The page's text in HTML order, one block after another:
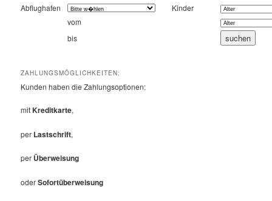
Abflughafen
Kinder
vom
bis
ZAHLUNGSMÖGLICHKEITEN:
Kunden haben die Zahlungsoptionen:
mitKreditkarte,
per Lastschrift,
per Überweisung
oderSofortüberweisung